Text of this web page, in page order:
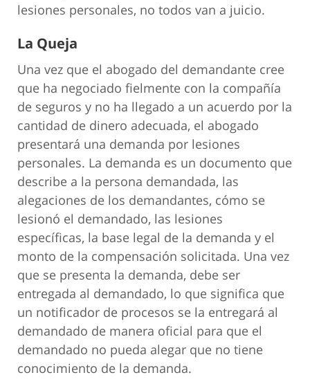
lesiones personales, no todos van a juicio.
La Queja
Una vez que el abogado del demandante cree
que ha negociado fielmente con la compañía
de seguros y no ha llegado a un acuerdo por la
cantidad de dinero adecuada, el abogado
presentará una demanda por lesiones
personales. La demanda es un documento que
describe a la persona demandada, las
alegaciones de los demandantes, cómo se
lesionó el demandado, las lesiones
específicas, la base legal de la demanda y el
monto de la compensación solicitada. Una vez
que se presenta la demanda, debe ser
entregada al demandado, lo que significa que
un notificador de procesos se la entregará al
demandado de manera oficial para que el
demandado no pueda alegar que no tiene
conocimiento de la demanda.